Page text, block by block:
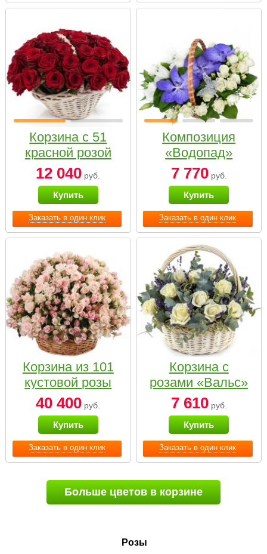
Заказать в один клик
Корзина с 51
красной розой
12 040 руб.
Купить
Заказать в один клик
Композиция
«Водопад»
7 770руб.
Купить
Заказать в один клик
Корзина из 101
кустовой розы
нежных тонов
40 400 руб.
Купить
Заказать в один клик
Корзина с
розами «Вальс»
7 610руб.
Купить
Больше цветов в корзине
Розы